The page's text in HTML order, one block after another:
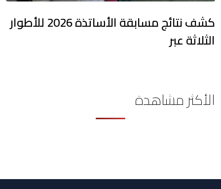
كشف نتائج مسابقة الأساتذة 2026 للأطوار
الثلاثة عبر
الأكثر مشاهدة